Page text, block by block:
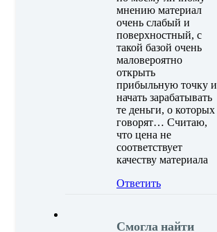
мнению материал
очень слабый и
поверхностный, с
такой базой очень
маловероятно
открыть
прибыльную точку и
начать зарабатывать
те деньги, о которых
говорят… Считаю,
что цена не
соответствует
качеству материала
Ответить
Смогла найти